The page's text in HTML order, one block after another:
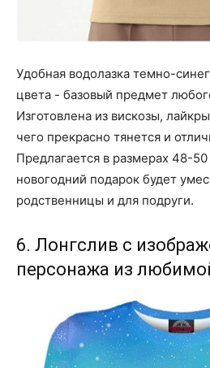
Удобная водолазка темно-
цвета - базовый предмет
Изготовлена из вискозы,
чего прекрасно тянется и
Предлагается в размерах 48-
новогодний подарок будет
родственницы и для подруги.
6. Лонгслив с
персонажа из